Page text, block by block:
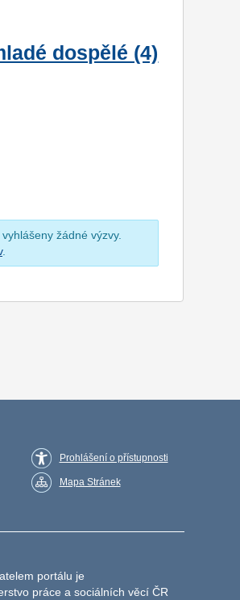
dospělé (4)
žádné výzvy.
.
Prohlášení o přístupnosti
Mapa Stránek
portálu je
práce a sociálních věcí ČR